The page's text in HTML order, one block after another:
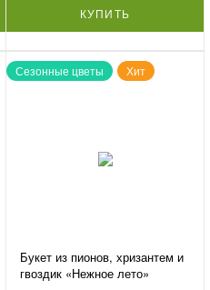
КУПИТЬ
Сезонные цветы Хит
Букет из пионов, хризантем и
гвоздик «Нежное лето»